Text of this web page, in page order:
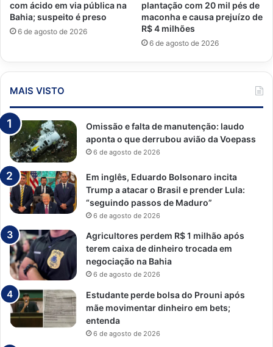
com ácido em via pública na
Bahia; suspeito é preso
6 de agosto de 2026
plantação com 20 mil pés de
maconha e causa prejuízo de
R$ 4 milhões
6 de agosto de 2026
MAIS VISTO
Omissão e falta de manutenção: laudo
aponta o que derrubou avião da Voepass
6 de agosto de 2026
Em inglês, Eduardo Bolsonaro incita
Trump a atacar o Brasil e prender Lula:
“seguindo passos de Maduro”
6 de agosto de 2026
Agricultores perdem R$ 1 milhão após
terem caixa de dinheiro trocada em
negociação na Bahia
6 de agosto de 2026
Estudante perde bolsa do Prouni após
mãe movimentar dinheiro em bets;
entenda
6 de agosto de 2026